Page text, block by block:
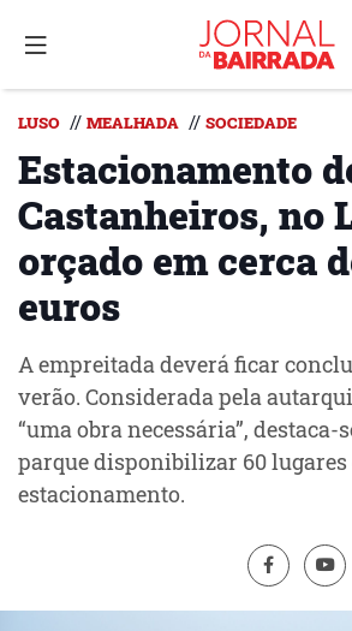
LUSO // MEALHADA // SOCIEDADE
Estacionamento
Castanheiros, no
orçado em cerca
euros
A empreitada deverá ficar
verão. Considerada pela
“uma obra necessária”, destaca-
parque disponibilizar 60 lugares
estacionamento.